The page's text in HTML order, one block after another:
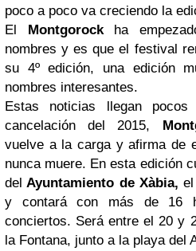
poco a poco va creciendo la
El Montgorock ha
nombres y es que el festival
su 4º edición, una edición
nombres interesantes.
Estas noticias llegan
cancelación del 2015,
vuelve a la carga y afirma de
nunca muere. En esta edición
del Ayuntamiento de Xàbia,
y contará con más de 16
conciertos. Será entre el 20 y
la Fontana, junto a la playa del